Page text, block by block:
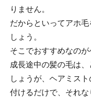
りません。
だからといってアホ
しょう。
そこでおすすめなのが
成長途中の髪の毛は
しょうが、ヘアミス
付けるだけで、それな